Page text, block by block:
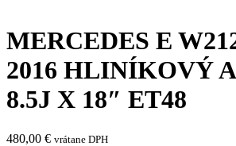
MERCEDES E
2016 HLINÍKOVÝ
8.5J X 18″ ET48
480,00 € vrátane DPH